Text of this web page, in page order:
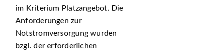
im Kriterium Platzangebot. Die
Anforderungen zur
Notstromversorgung wurden
bzgl. der erforderlichen